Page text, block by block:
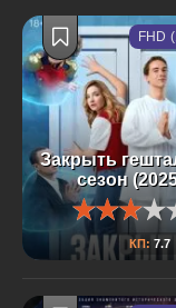
Закрыть
сезон
КП: 7.7
FHD